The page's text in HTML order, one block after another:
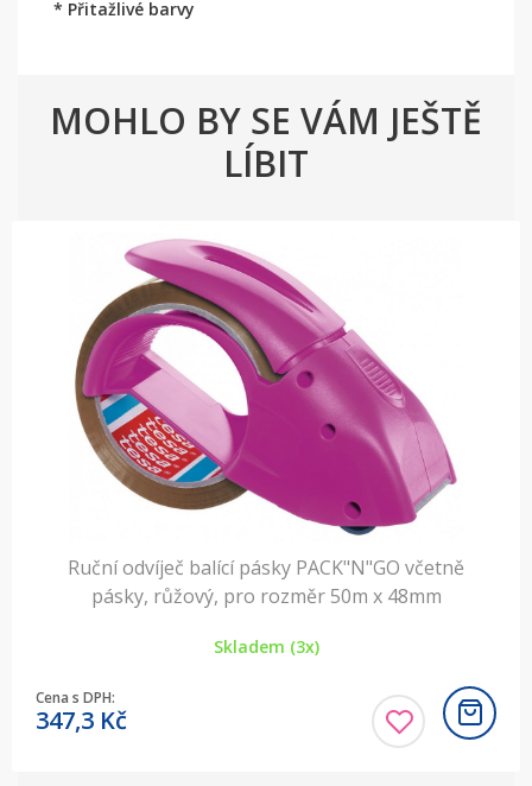
* Přitažlivé barvy
MOHLO BY SE VÁM JEŠTĚ
LÍBIT
Ruční odvíječ balící pásky PACK"N"GO včetně
pásky, růžový, pro rozměr 50m x 48mm
Skladem (3x)
Cena s DPH:
347,3 Kč